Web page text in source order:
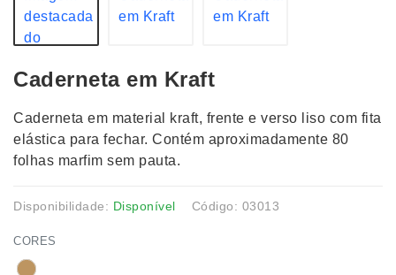
Caderneta em Kraft
Caderneta em material kraft, frente e verso liso com fita
elástica para fechar. Contém aproximadamente 80
folhas marfim sem pauta.
Disponibilidade: Disponível Código: 03013
CORES